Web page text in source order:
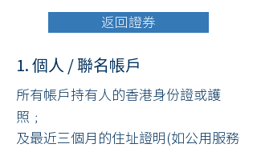
返回證券
1. 個人 / 聯名帳戶
所有帳戶持有人的香港身份證或護
照﹔
及最近三個月的住址證明(如公用服務